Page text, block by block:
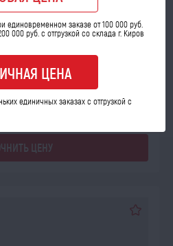
ПД Р2 (Стапри)
ЦЕНУ
единовременном заказе от 100 000 руб.
000 руб. с отгрузкой со склада г. Киров
ЦЕНА
единичных заказах с отгрузкой с